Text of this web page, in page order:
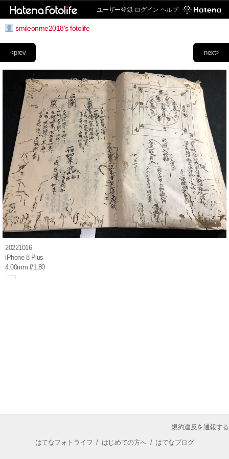
ユーザー登録 ログイン ヘルプ
smileonme2018's fotolife
next>
<prev
20221016
iPhone 8 Plus
4.00mm f/1.80
規約違反を通報する
はてなフォトライフ / はじめての方へ/ はてなブログ